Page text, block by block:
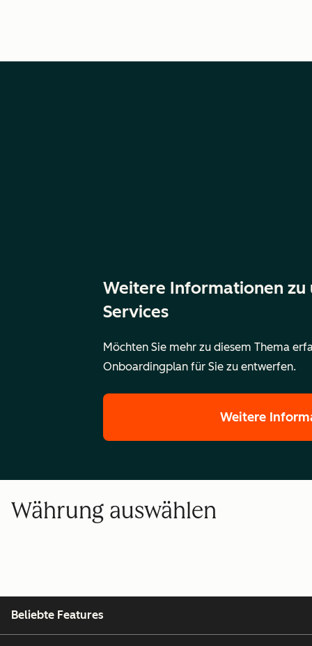
Weitere Informationen zu
Services
Möchten Sie mehr zu diesem Thema
Onboardingplan für Sie zu entwerfen.
Weitere
Währung auswählen
Beliebte Features